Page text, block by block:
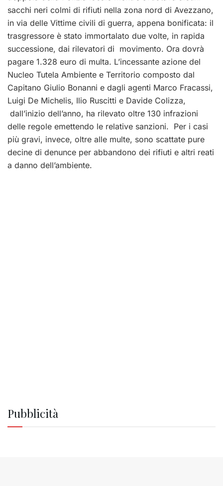
sacchi neri colmi di rifiuti nella zona nord di Avezzano,
in via delle Vittime civili di guerra, appena bonificata: il
trasgressore è stato immortalato due volte, in rapida
successione, dai rilevatori di movimento. Ora dovrà
pagare 1.328 euro di multa. L’incessante azione del
Nucleo Tutela Ambiente e Territorio composto dal
Capitano Giulio Bonanni e dagli agenti Marco Fracassi,
Luigi De Michelis, Ilio Ruscitti e Davide Colizza,
dall’inizio dell’anno, ha rilevato oltre 130 infrazioni
delle regole emettendo le relative sanzioni. Per i casi
più gravi, invece, oltre alle multe, sono scattate pure
decine di denunce per abbandono dei rifiuti e altri reati
a danno dell’ambiente.
Pubblicità